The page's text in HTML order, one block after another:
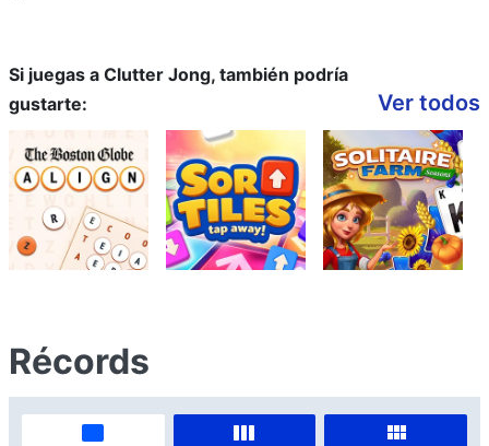
Si juegas a Clutter Jong, también podría
gustarte:
Ver todos
Récords